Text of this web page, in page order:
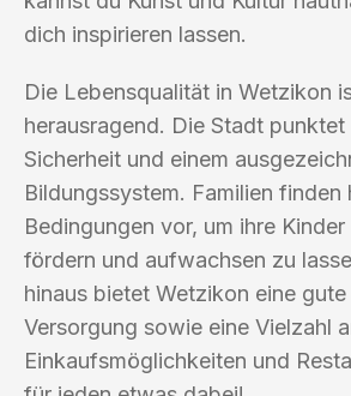
dich inspirieren lassen.
Die Lebensqualität in Wetzikon
herausragend. Die Stadt punktet
Sicherheit und einem
Bildungssystem. Familien finden
Bedingungen vor, um ihre
fördern und aufwachsen zu
hinaus bietet Wetzikon eine
Versorgung sowie eine Vielzahl
Einkaufsmöglichkeiten und